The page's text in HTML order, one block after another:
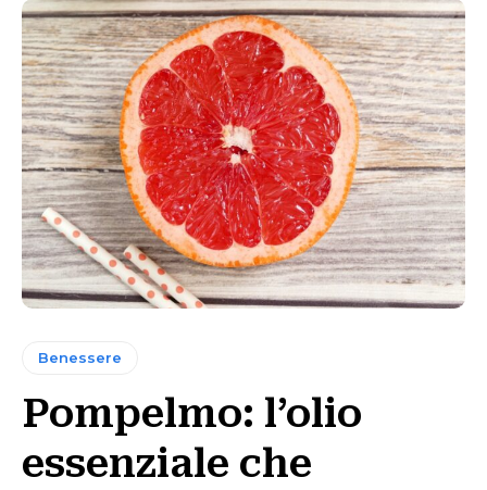
Benessere
Pompelmo: l’olio
essenziale che